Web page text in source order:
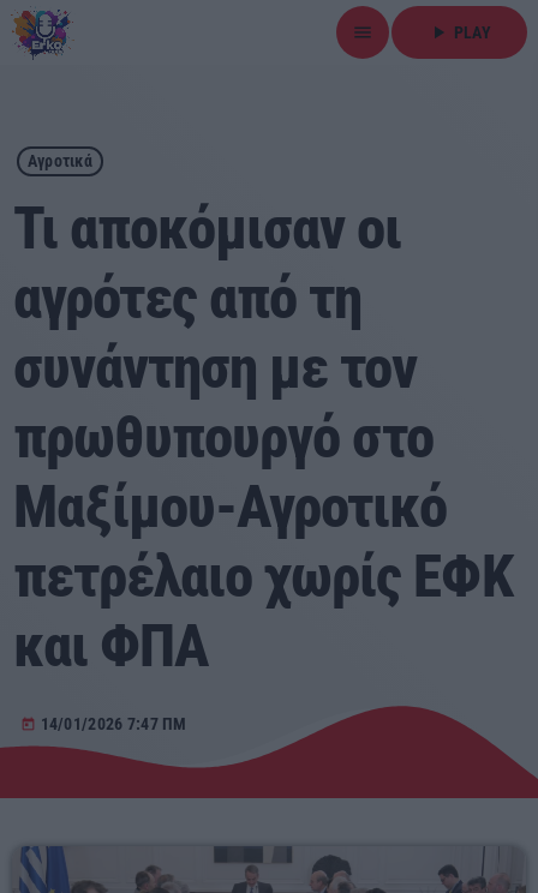
menu play_arrow PLAY
close
play_arrow ΕΡΚΟ
Αρχική
Εκπομπές
Τοπικά Νέα
Αθλητικά
Αγροτικά
Τραγούδια της Θράκης
Προσεχείς
ΕΡΚΟ
10:00 - 00:00
Αγροτικά
Τι αποκόμισαν οι
αγρότες από τη
συνάντηση με τον
πρωθυπουργό στο
Μαξίμου-Αγροτικό
πετρέλαιο χωρίς ΕΦΚ
και ΦΠΑ
today 14/01/2026 7:47 ΠΜ